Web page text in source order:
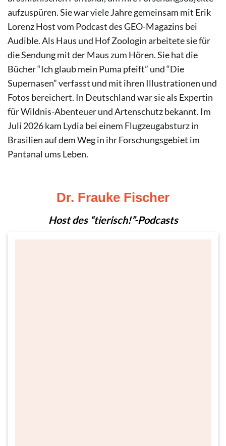
aufzuspüren. Sie war viele Jahre gemeinsam mit Erik
Lorenz Host vom Podcast des GEO-Magazins bei
Audible. Als Haus und Hof Zoologin arbeitete sie für
die Sendung mit der Maus zum Hören. Sie hat die
Bücher “Ich glaub mein Puma pfeift” und “Die
Supernasen” verfasst und mit ihren Illustrationen und
Fotos bereichert. In Deutschland war sie als Expertin
für Wildnis-Abenteuer und Artenschutz bekannt. Im
Juli 2026 kam Lydia bei einem Flugzeugabsturz in
Brasilien auf dem Weg in ihr Forschungsgebiet im
Pantanal ums Leben.
Dr. Frauke Fischer
Host des “tierisch!”-Podcasts